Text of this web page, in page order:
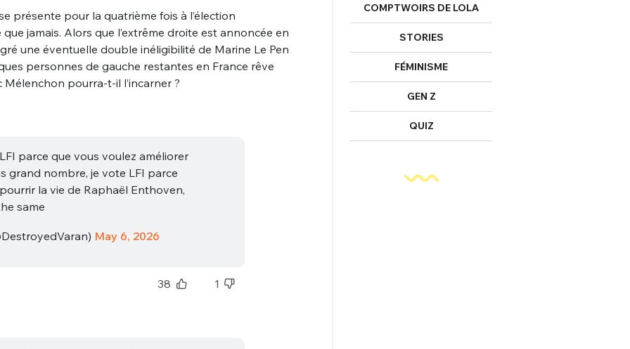
présente pour la quatrième fois à l’élection
jamais. Alors que l’extrême droite est annoncée en
une éventuelle double inéligibilité de Marine Le Pen
personnes de gauche restantes en France rêve
Mélenchon pourra-t-il l’incarner ?
parce que vous voulez améliorer
grand nombre, je vote LFI parce
la vie de Raphaël Enthoven,
same
May 6, 2026
38 1
COMPTWOIRS DE LOLA
STORIES
FÉMINISME
GEN Z
QUIZ